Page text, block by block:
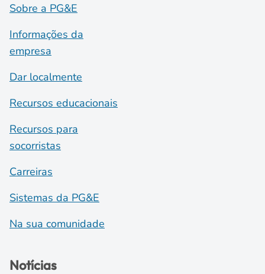
Sobre a PG&E
Informações da
empresa
Dar localmente
Recursos educacionais
Recursos para
socorristas
Carreiras
Sistemas da PG&E
Na sua comunidade
Notícias